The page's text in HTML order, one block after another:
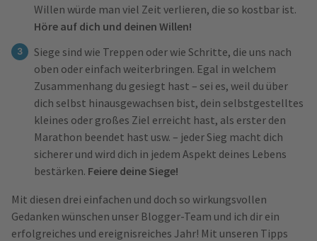
Willen würde man viel Zeit verlieren, die so kostbar ist.
Höre auf dich und deinen Willen!
Siege sind wie Treppen oder wie Schritte, die uns nach
oben oder einfach weiterbringen. Egal in welchem
Zusammenhang du gesiegt hast – sei es, weil du über
dich selbst hinausgewachsen bist, dein selbstgestelltes
kleines oder großes Ziel erreicht hast, als erster den
Marathon beendet hast usw. – jeder Sieg macht dich
sicherer und wird dich in jedem Aspekt deines Lebens
bestärken. Feiere deine Siege!
Mit diesen drei einfachen und doch so wirkungsvollen
Gedanken wünschen unser Blogger-Team und ich dir ein
erfolgreiches und ereignisreiches Jahr! Mit unseren Tipps